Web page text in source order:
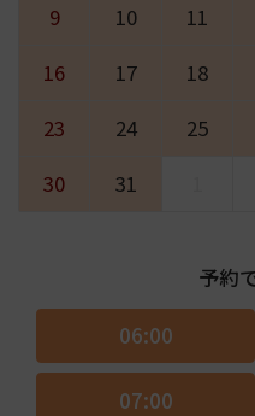
9
10 11
16
17 18
23
24 25
30
31
予約
06:00
07:00